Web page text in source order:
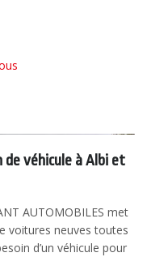
de véhicule à Albi et
AUTOMOBILES met
voitures neuves toutes
d’un véhicule pour